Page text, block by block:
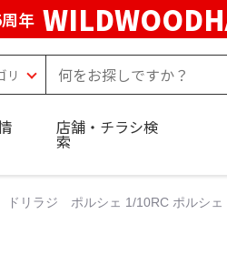
年
店舗・チラシ検
索
ドリラジ ポルシェ 1/10RC ポルシ